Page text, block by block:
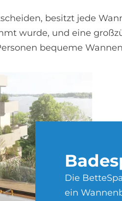
besitzt jede
wurde, und eine
bequeme
Die
ein